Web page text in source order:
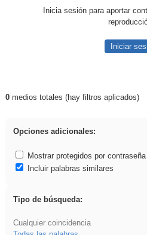
Inicia sesión para aportar
Iniciar
Resultados de: venganza
0medios totales (hay filtros aplicados)
Opciones adicionales:
Mostrar protegidos por contraseña
Incluir palabras similares
Tipo de búsqueda:
Cualquier coincidencia